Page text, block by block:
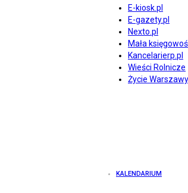
E-kiosk.pl
E-gazety.pl
Nexto.pl
Mała
Kancelarierp.pl
Wieści Rolnicze
Życie Warszawy
KALENDARIUM